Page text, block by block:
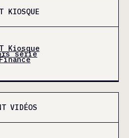
KIOSQUE
Kiosque
série
VIDÉOS